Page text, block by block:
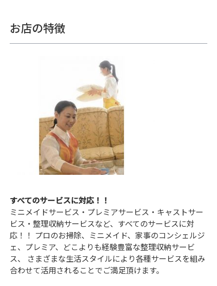
お店の特徴
すべてのサービスに対応！！
ミニメイドサービス・プレミアサービス・キャストサー
ビス・整理収納サービスなど、すべてのサービスに対
応！！ プロのお掃除、ミニメイド、家事のコンシェルジ
ェ、プレミア、どこよりも経験豊富な整理収納サービ
ス、 さまざまな生活スタイルにより各種サービスを組み
合わせて活用されることでご満足頂けます。